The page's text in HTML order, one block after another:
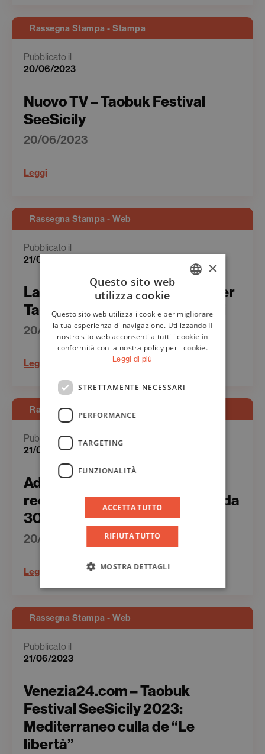
Rassegna Stampa - Stampa
Pubblicato il
20/06/2023
Nuovo TV – Taobuk Festival
SeeSicily
20/06/2023
Leggi
Rassegna Stampa - Web
Pubblicato il
21/06/2023
Lasicilia.it – Edizione record per
Taobuk, 200 ospiti da 30 paesi
20/06/2023
Leggi
Rassegna Stampa - Web
Pubblicato il
21/06/2023
Adnkronos.com – Edizione
record per Taobuk, 200 ospiti da
30 paesi
20/06/2023
Leggi
Rassegna Stampa - Web
Pubblicato il
21/06/2023
Venezia24.com – Taobuk
Festival SeeSicily 2023:
Mediterraneo culla de “Le
libertà”
ENGLISH
×
Questo sito web
utilizza cookie
Questo sito web utilizza i cookie per migliorare
la tua esperienza di navigazione. Utilizzando il
nostro sito web acconsenti a tutti i cookie in
conformità con la nostra policy per i cookie.
Leggi di più
STRETTAMENTE NECESSARI
PERFORMANCE
TARGETING
FUNZIONALITÀ
ACCETTA TUTTO
RIFIUTA TUTTO
MOSTRA DETTAGLI